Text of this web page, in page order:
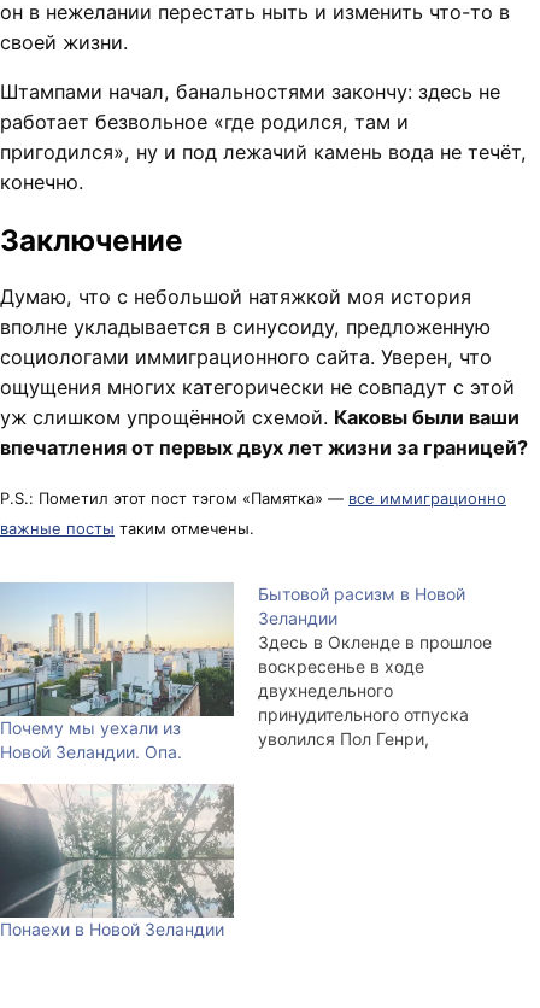
он в нежелании перестать ныть и изменить что-то в
своей жизни.
Штампами начал, банальностями закончу: здесь не
работает безвольное «где родился, там и
пригодился», ну и под лежачий камень вода не течёт,
конечно.
Заключение
Думаю, что с небольшой натяжкой моя история
вполне укладывается в синусоиду, предложенную
социологами иммиграционного сайта. Уверен, что
ощущения многих категорически не совпадут с этой
уж слишком упрощённой схемой. Каковы были ваши
впечатления от первых двух лет жизни за границей?
P.S.: Пометил этот пост тэгом «Памятка» — все иммиграционно
важные посты таким отмечены.
Почему мы уехали из
Новой Зеландии. Опа.
Бытовой расизм в Новой
Зеландии
Здесь в Окленде в прошлое
воскресенье в ходе
двухнедельного
принудительного отпуска
уволился Пол Генри,
Понаехи в Новой Зеландии